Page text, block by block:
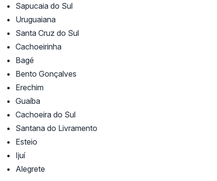
Sapucaia do Sul
Uruguaiana
Santa Cruz do Sul
Cachoeirinha
Bagé
Bento Gonçalves
Erechim
Guaíba
Cachoeira do Sul
Santana do Livramento
Esteio
Ijuí
Alegrete